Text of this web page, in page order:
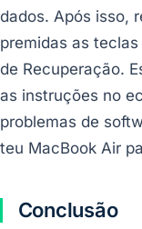
dados. Após isso,
premidas as
de Recuperação.
as instruções no
problemas de
teu MacBook Air
Conclusão